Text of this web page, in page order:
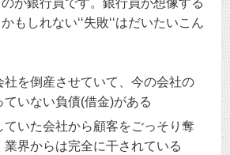
もしれない‘‘失敗‘‘はだいたいこん
社を倒産させていて、今の会社の
いない負債(借金)がある
ていた会社から顧客をごっそり奪
業界からは完全に干されている